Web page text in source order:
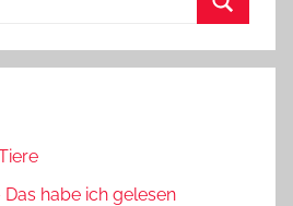
habe ich gelesen